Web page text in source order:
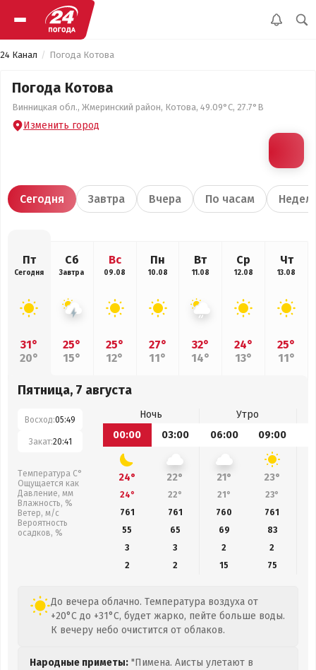
24 Канал Погода Котова
Погода Котова
Винницкая обл., Жмеринский район, Котова, 49.09°С, 27.7°В
Изменить город
Сегодня Завтра Вчера По часам
Пт
Сегодня
31°
20°
Сб
Завтра
25°
15°
Вс
09.08
25°
12°
Пн
10.08
27°
11°
Вт
11.08
32°
14°
Ср
12.08
24°
13°
Чт
13.08
25°
11°
Пятница, 7 августа
Восход:05:49
Закат:20:41
Температура С°
Ощущается как
Давление, мм
Влажность, %
Ветер, м/с
Вероятность
осадков, %
Ночь
Утро
00:00
03:00 06:00 09:00
24° 22° 21° 23°
24° 22° 21° 23°
761
761 760 761
55
65 69
83
3
3 2
2
2
2 15 75
До вечера облачно. Температура воздуха от
+20°C до +31°C, будет жарко, пейте больше воды.
К вечеру небо очистится от облаков.
Народные приметы: "Пимена. Аисты улетают в